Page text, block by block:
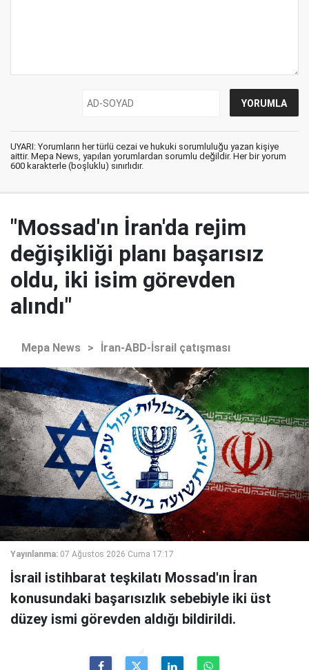
UYARI: Yorumların her türlü cezai ve hukuki sorumluluğu yazan kişiye
aittir. Mepa News, yapılan yorumlardan sorumlu değildir. Her bir yorum
600 karakterle (boşluklu) sınırlıdır.
"Mossad'ın İran'da rejim
değişikliği planı başarısız
oldu, iki isim görevden
alındı"
Mepa News > İran-ABD-İsrail çatışması
Yayınlanma: 07 Ağustos 2026 Cuma 17:17
İsrail istihbarat teşkilatı Mossad'ın İran
konusundaki başarısızlık sebebiyle iki üst
düzey ismi görevden aldığı bildirildi.